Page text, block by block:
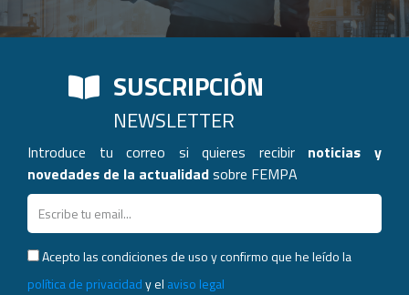
SUSCRIPCIÓN
NEWSLETTER
Introduce tu correo si quieres recibir noticias y
novedades de la actualidadsobre FEMPA
Acepto las condiciones de uso y confirmo que he leído la
política de privacidady el aviso legal